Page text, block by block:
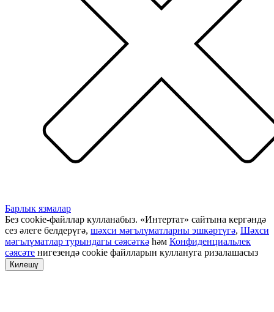
Барлык язмалар
Без cookie-файллар кулланабыз. «Интертат» сайтына кергәндә
сез әлеге белдерүгә, шәхси мәгълүматларны эшкәртүгә, Шәхси
мәгълүматлар турындагы сәясәткә һәм Конфиденциальлек
сәясәте нигезендә cookie файлларын куллануга ризалашасыз
Килешү